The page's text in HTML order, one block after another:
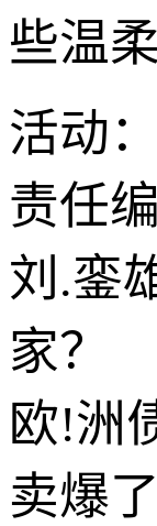
些温
活动
责任
刘.銮
家？
欧!洲
卖爆